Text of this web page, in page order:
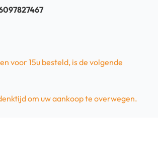
voor 15u besteld, is de volgende
om uw aankoop te overwegen.